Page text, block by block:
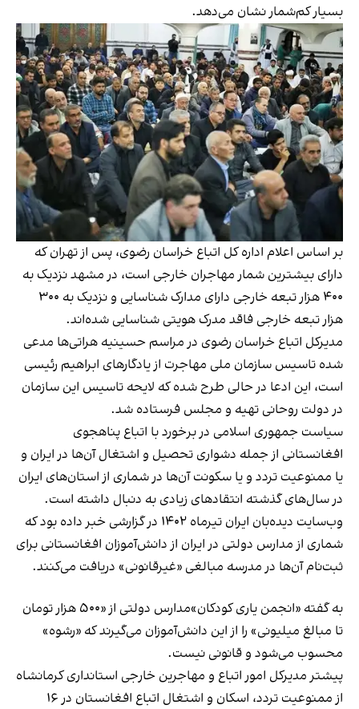
بسیار کم‌شمار نشان می‌دهد.
بر اساس اعلام اداره کل اتباع خراسان رضوی، پس از تهران که
دارای بیشترین شمار مهاجران خارجی است، در مشهد نزدیک به
۴۰۰ هزار تبعه خارجی دارای مدارک شناسایی و نزدیک به ۳۰۰
هزار تبعه خارجی فاقد مدرک هویتی شناسایی شده‌اند.
مدیرکل اتباع خراسان رضوی در مراسم حسینیه هراتی‌ها مدعی
شده تاسیس سازمان ملی مهاجرت از یادگارهای ابراهیم رئیسی
است، این ادعا در حالی طرح شده که لایحه تاسیس این سازمان
در دولت روحانی تهیه و مجلس فرستاده شد.
سیاست جمهوری‌ اسلامی در برخورد با اتباع پناهجوی
افغانستانی از جمله دشواری تحصیل و اشتغال آن‌ها در ایران و
یا ممنوعیت تردد و یا سکونت آن‌ها در شماری از استان‌های ایران
در سال‌های گذشته انتقادهای زیادی به دنبال داشته است.
وب‌سایت دیده‌بان ایران تیرماه ۱۴۰۲ در گزارشی خبر داده بود که
شماری از مدارس دولتی در ایران ازدانش‌آموزان افغانستانی برای
ثبت‌نام آن‌ها در مدرسه مبالغی «غیرقانونی» دریافت می‌کنند.
به گفته «انجمن یاری کودکان»مدارس دولتی از «۵۰۰ هزار تومان
تا مبالغ میلیونی» را از این دانش‌آموزان می‌گیرند که «رشوه»
محسوب می‌شود و قانونی نیست.
پیشتر مدیرکل امور اتباع و مهاجرین خارجی استانداری کرمانشاه
از ممنوعیت تردد، اسکان و اشتغال اتباع افغانستان در ۱۶